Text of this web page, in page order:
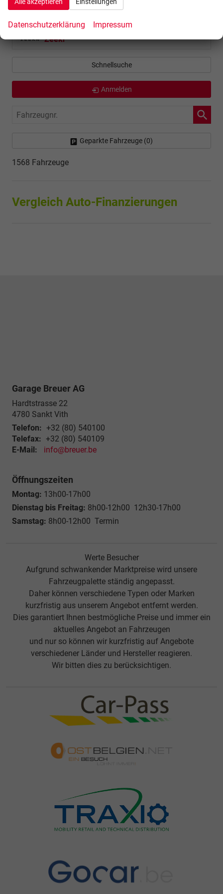
Volvo
Zeekr
Schnellsuche
Anmelden
Fahrzeugnr.
Geparkte Fahrzeuge (0)
1568 Fahrzeuge
Vergleich Auto-Finanzierungen
Garage Breuer AG
Hardtstrasse 22
4780 Sankt Vith
Telefon: +32 (80) 540100
Telefax: +32 (80) 540109
E-Mail:
info@breuer.be
Öffnungszeiten
Montag: 13h00-17h00
Dienstag bis Freitag: 8h00-12h00 12h30-17h00
Samstag: 8h00-12h00 Termin
Werte Besucher
Aufgrund schwankender Marktpreise wird unsere
Fahrzeugpalette ständig angepasst.
Daher können verschiedene Typen oder Marken
kurzfristig aus unserem Angebot entfernt werden.
Dies garantiert Ihnen bestmögliche Preise und immer ein
aktuelles Angebot an Fahrzeugen
und nur so können wir kurzfristig auf Angebote
verschiedener Länder und Hersteller reagieren.
Wir bitten dies zu berücksichtigen.
Datenschutzerklärung Impressum